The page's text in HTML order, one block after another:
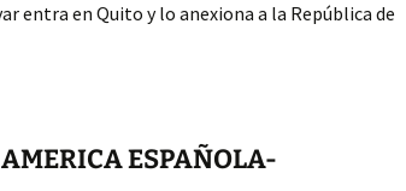
entra en Quito y lo anexiona a la República de
ESPAÑOLA-